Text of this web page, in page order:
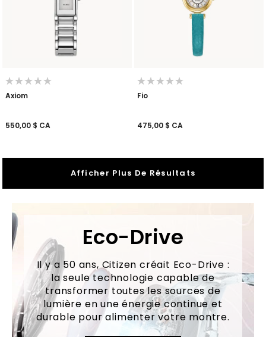
Axiom
550,00 $ CA
Fio
475,00 $ CA
Afficher Plus De Résultats
Eco-Drive
Il y a 50 ans, Citizen créait Eco-Drive :
la seule technologie capable de
transformer toutes les sources de
lumière en une énergie continue et
durable pour alimenter votre montre.